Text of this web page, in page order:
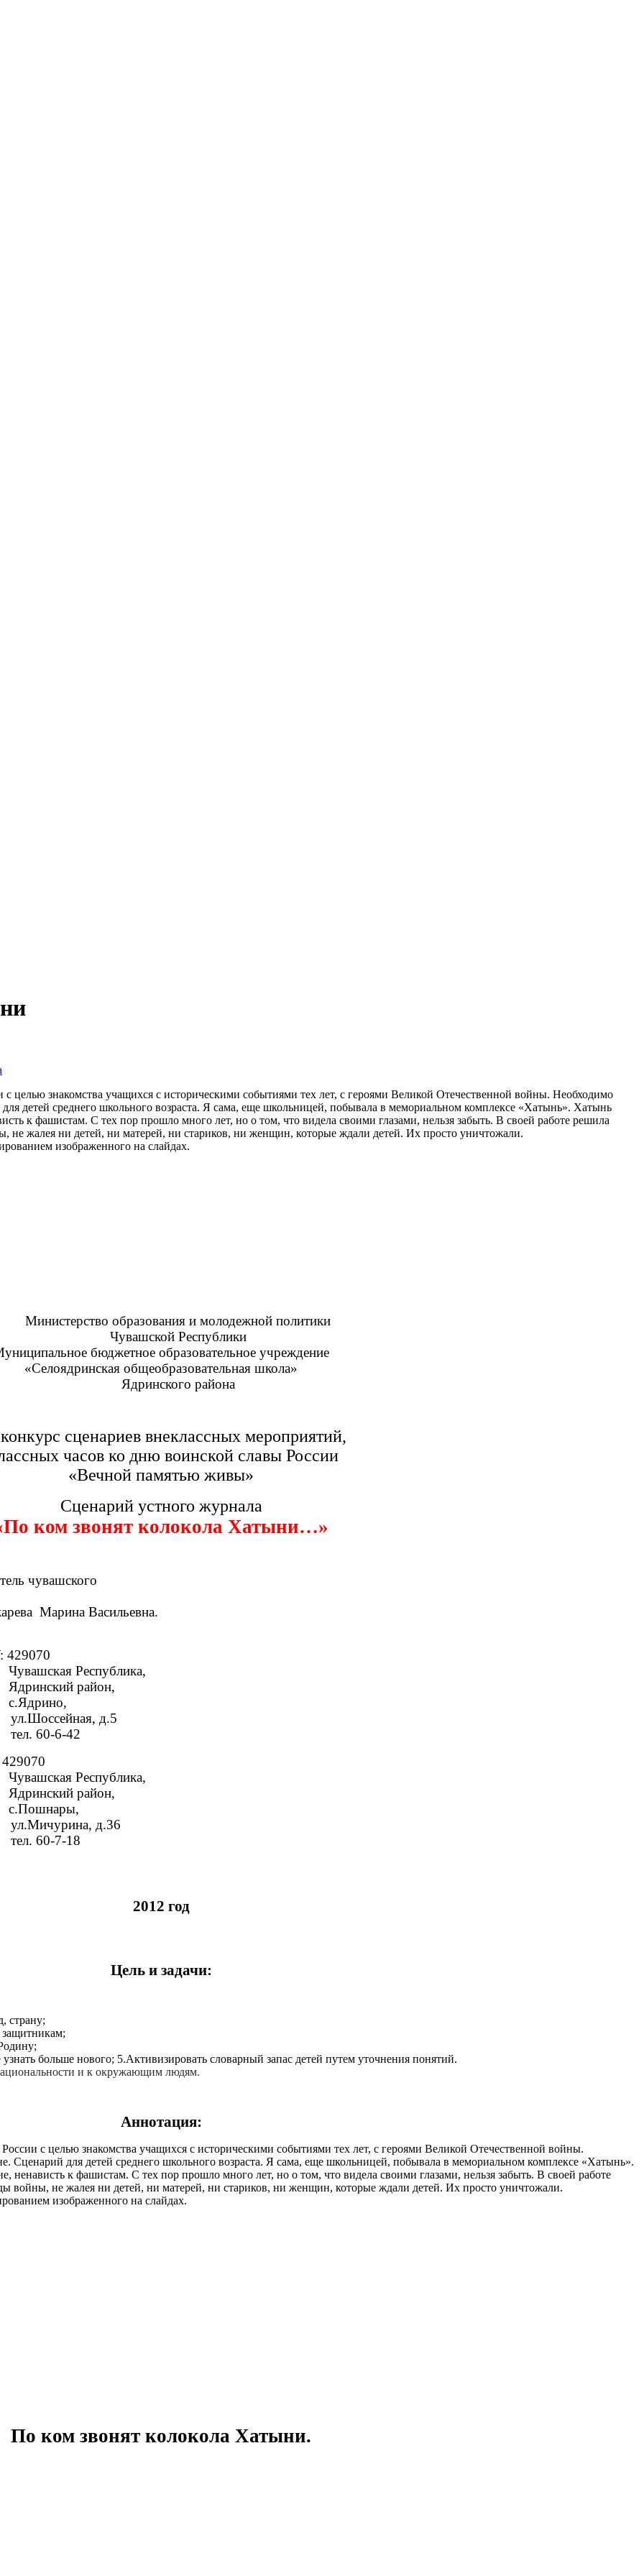
целью знакомства учащихся с историческими событиями тех лет, с героями Великой Отечественной войны. Необходимо
детей среднего школьного возраста. Я сама, еще школьницей, побывала в мемориальном комплексе «Хатынь». Хатынь
к фашистам. С тех пор прошло много лет, но о том, что видела своими глазами, нельзя забыть. В своей работе решила
не жалея ни детей, ни матерей, ни стариков, ни женщин, которые ждали детей. Их просто уничтожали.
изображенного на слайдах.
Министерство образования и молодежной политики
Чувашской Республики
бюджетное образовательное учреждение
«Селоядринская общеобразовательная школа»
Ядринского района
сценариев внеклассных мероприятий,
часов ко дню воинской славы России
«Вечной памятью живы»
Сценарий устного журнала
ком звонят колокола Хатыни…»
чувашского
ул.Шоссейная, д.5
ул.Мичурина, д.36
2012 год
Цель и задачи:
страну;
защитникам;
больше нового; 5.Активизировать словарный запас детей путем уточнения понятий.
и к окружающим людям.
Аннотация:
с целью знакомства учащихся с историческими событиями тех лет, с героями Великой Отечественной войны.
Сценарий для детей среднего школьного возраста. Я сама, еще школьницей, побывала в мемориальном комплексе «Хатынь».
ненависть к фашистам. С тех пор прошло много лет, но о том, что видела своими глазами, нельзя забыть. В своей работе
войны, не жалея ни детей, ни матерей, ни стариков, ни женщин, которые ждали детей. Их просто уничтожали.
изображенного на слайдах.
По ком звонят колокола Хатыни.